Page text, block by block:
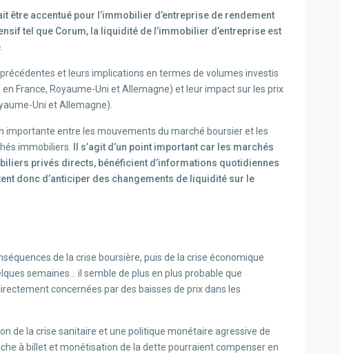
être accentué pour l’immobilier d’entreprise de rendement
tel que Corum, la liquidité de l’immobilier d’entreprise est
et leurs implications en termes de volumes investis
France, Royaume-Uni et Allemagne) et leur impact sur les prix
Uni et Allemagne).
importante entre les mouvements du marché boursier et les
immobiliers.
Il s’agit d’un point important car les marchés
privés directs, bénéficient d’informations quotidiennes
donc d’anticiper des changements de liquidité sur le
de la crise boursière, puis de la crise économique
semaines… il semble de plus en plus probable que
concernées par des baisses de prix dans les
de la crise sanitaire et une politique monétaire agressive de
à billet et monétisation de la dette pourraient compenser en